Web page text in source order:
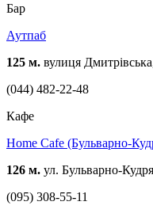
Бар
Аутпаб
125 м. вулиця
(044) 482-22-48
Кафе
Home Cafe (Бульварно-
126 м. ул. Бульварно-
(095) 308-55-11